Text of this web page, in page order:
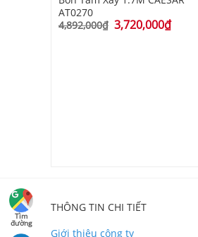
AT0270
4,892,000₫ 3,720,000₫
THÔNG TIN CHI TIẾT
Giới thiệu công ty
Tìm
đường